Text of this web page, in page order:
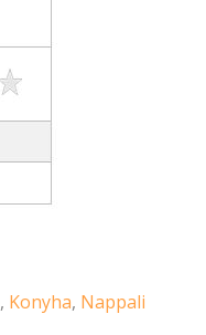
, Konyha, Nappali